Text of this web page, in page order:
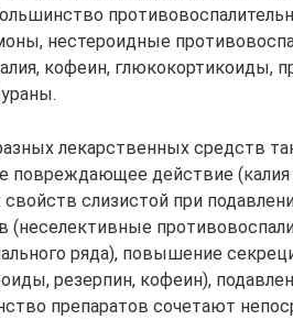
нестероидные
кофеин, глюкокортикоиды,
лекарственных средств
повреждающее действие (калия
слизистой при
(неселективные
ряда), повышение
резерпин, кофеин),
препаратов сочетают